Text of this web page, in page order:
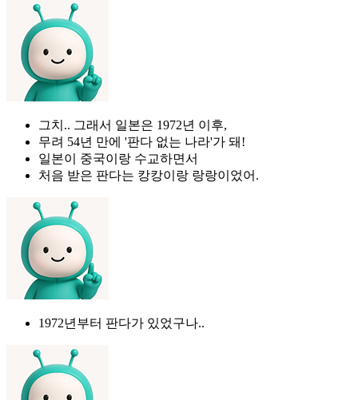
그치.. 그래서 일본은 1972년 이후,
무려 54년 만에 '판다 없는 나라'가 돼!
일본이 중국이랑 수교하면서
처음 받은 판다는 캉캉이랑 랑랑이었어.
1972년부터 판다가 있었구나..